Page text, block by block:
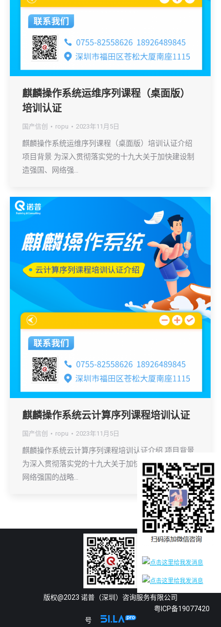
麒麟操作系统运维序列课程（桌面版）
培训认证
国产信创 ropu 2023年11月5日
麒麟操作系统运维序列课程（桌面版）培训认证介绍
项目背景 为深入贯彻落实党的十九大关于加快建设制
造强国、网络强…
麒麟操作系统云计算序列课程培训认证
国产信创 ropu 2023年11月5日
麒麟操作系统云计算序列课程培训认证介绍 项目背景
为深入贯彻落实党的十九大关于加快建设制造强国、
网络强国的战略…
版权@2023 诺普（深圳）咨询服务有限公司
粤ICP备19077420
号